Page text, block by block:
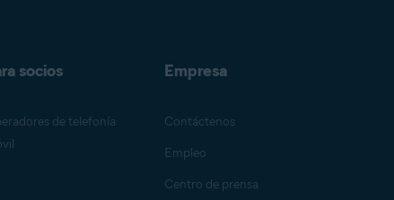
socios
de telefonía
Empresa
Contáctenos
Empleo
Centro de prensa